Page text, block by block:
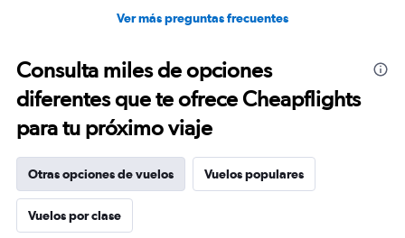
Ver más preguntas frecuentes
Consulta miles de opciones
diferentes que te ofrece Cheapflights
para tu próximo viaje
Otras opciones de vuelos Vuelos populares
Vuelos por clase